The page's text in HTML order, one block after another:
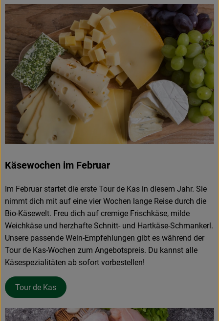
Käsewochen im Februar
Im Februar startet die erste Tour de Kas in diesem Jahr. Sie
nimmt dich mit auf eine vier Wochen lange Reise durch die
Bio-Käsewelt. Freu dich auf cremige Frischkäse, milde
Weichkäse und herzhafte Schnitt- und Hartkäse-Schmankerl.
Unsere passende Wein-Empfehlungen gibt es während der
Tour de Kas-Wochen zum Angebotspreis. Du kannst alle
Käsespezialitäten ab sofort vorbestellen!
Tour de Kas